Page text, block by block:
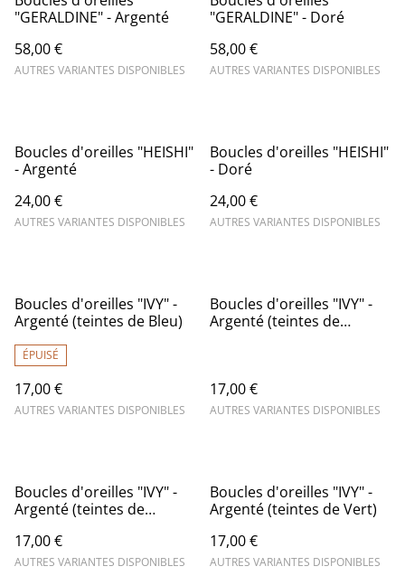
"GERALDINE" - Argenté
58,00 €
AUTRES VARIANTES DISPONIBLES
"GERALDINE" - Doré
58,00 €
AUTRES VARIANTES DISPONIBLES
Boucles d'oreilles "HEISHI"
- Argenté
24,00 €
AUTRES VARIANTES DISPONIBLES
Boucles d'oreilles "HEISHI"
- Doré
24,00 €
AUTRES VARIANTES DISPONIBLES
Boucles d'oreilles "IVY" -
Argenté (teintes de Bleu)
ÉPUISÉ
17,00 €
AUTRES VARIANTES DISPONIBLES
Boucles d'oreilles "IVY" -
Argenté (teintes de
17,00 €
AUTRES VARIANTES DISPONIBLES
Boucles d'oreilles "IVY" -
Argenté (teintes de
17,00 €
AUTRES VARIANTES DISPONIBLES
Boucles d'oreilles "IVY" -
Argenté (teintes de Vert)
17,00 €
AUTRES VARIANTES DISPONIBLES